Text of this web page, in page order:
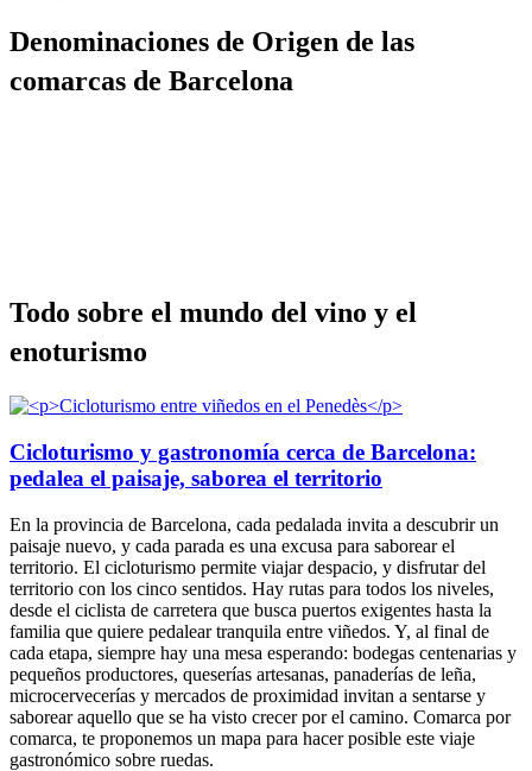
Denominaciones de Origen de las
comarcas de Barcelona
Todo sobre el mundo del vino y el
enoturismo
Cicloturismo y gastronomía cerca de Barcelona:
pedalea el paisaje, saborea el territorio
En la provincia de Barcelona, cada pedalada invita a descubrir un
paisaje nuevo, y cada parada es una excusa para saborear el
territorio. El cicloturismo permite viajar despacio, y disfrutar del
territorio con los cinco sentidos. Hay rutas para todos los niveles,
desde el ciclista de carretera que busca puertos exigentes hasta la
familia que quiere pedalear tranquila entre viñedos. Y, al final de
cada etapa, siempre hay una mesa esperando: bodegas centenarias y
pequeños productores, queserías artesanas, panaderías de leña,
microcervecerías y mercados de proximidad invitan a sentarse y
saborear aquello que se ha visto crecer por el camino. Comarca por
comarca, te proponemos un mapa para hacer posible este viaje
gastronómico sobre ruedas.